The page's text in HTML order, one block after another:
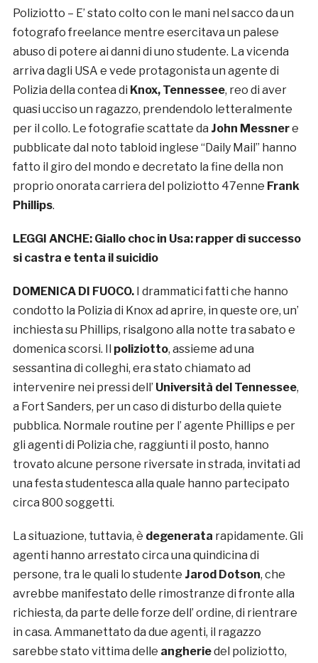
Poliziotto – E’ stato colto con le mani nel sacco da un
fotografo freelance mentre esercitava un palese
abuso di potere ai danni di uno studente. La vicenda
arriva dagli USA e vede protagonista un agente di
Polizia della contea di Knox, Tennessee, reo di aver
quasi ucciso un ragazzo, prendendolo letteralmente
per il collo. Le fotografie scattate da John Messnere
pubblicate dal noto tabloid inglese “Daily Mail” hanno
fatto il giro del mondo e decretato la fine della non
proprio onorata carriera del poliziotto 47enne Frank
Phillips.
LEGGI ANCHE:Giallo choc in Usa: rapper di successo
si castra e tenta il suicidio
DOMENICA DI FUOCO.I drammatici fatti che hanno
condotto la Polizia di Knox ad aprire, in queste ore, un’
inchiesta su Phillips, risalgono alla notte tra sabato e
domenica scorsi. Il poliziotto, assieme ad una
sessantina di colleghi, era stato chiamato ad
intervenire nei pressi dell’ Università del Tennessee,
a Fort Sanders, per un caso di disturbo della quiete
pubblica. Normale routine per l’ agente Phillips e per
gli agenti di Polizia che, raggiunti il posto, hanno
trovato alcune persone riversate in strada, invitati ad
una festa studentesca alla quale hanno partecipato
circa 800 soggetti.
La situazione, tuttavia, è degenerata rapidamente. Gli
agenti hanno arrestato circa una quindicina di
persone, tra le quali lo studente Jarod Dotson, che
avrebbe manifestato delle rimostranze di fronte alla
richiesta, da parte delle forze dell’ ordine, di rientrare
in casa. Ammanettato da due agenti, il ragazzo
sarebbe stato vittima delle angheriedel poliziotto,